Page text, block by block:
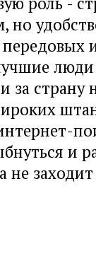
но
за страну
и
не